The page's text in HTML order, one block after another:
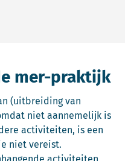
mer-praktijk
(uitbreiding van
niet aannemelijk is
activiteiten, is een
niet vereist.